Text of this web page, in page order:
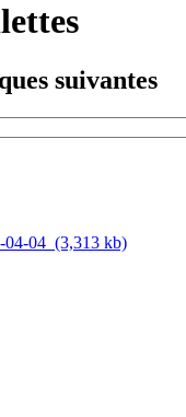
suivantes
04-04 (3,313 kb)